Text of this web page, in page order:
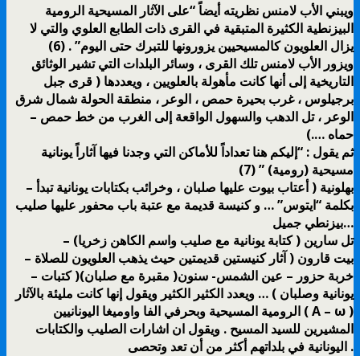
ويبني الأب لامنس نظريته أيضاً “على الآثار المسيحية الرومية
البيزنطية الكثيرة المتبقية في القرى ذات الطابع العلوي والتي لا
يزال العلويون كالمسيحيين يزورونها للتبرك حتى اليوم” . (6)
ويزور الأب لامنس تلك القرى ، وسائر البلدات التي تشير الوثائق
التاريخية إلى أنها كانت مأهولة بالعلويين ، ويعددها ( قرى جبل
برجيلوس ، غرب بحيرة حمص ، الوعر ، منطقة الحولة شمال شرق
الوعر ، تل الدهب والسهول الواقعة إلى الغرب من خط حمص –
حماه ….)
ثم يقول : “إليكم هنا تعداداً للأماكن التي وجدنا فيها آثاراً يونانية
مسيحية (رومية) ” (7)
– بهلونية ( أعتاب بيوت عليها صلبان ، وخرائب بكتابات يونانية تبدأ
بكلمة “ايتوس” … و كنيسة قديمة مع عتبة باب محفور عليها صليب
بيزنطي جميل…
– تل سارين ( كتابة يونانية مع صليب واسم الكاهن زخريا)
– بيت قارون ( آثار كنيستين قديمتين حيث يذهب العلويون للصلاة
– خربة حزور – عين الشمس- سنون( مقبرة مع صلبان)( كتبات
يونانية وصلبان ) … ويعدد الكثير الكثير ويقول إنها كانت مليئة بالآثار
الرومية المسيحية وبحرفي الفا واوميغا اليونانيين ( Α – ω )
المشيرين للسيد المسيح . ويقول ان اشارات الصليب والكتابات
اليونانية في بلداتهم أكثر من أن تعد وتحصى .